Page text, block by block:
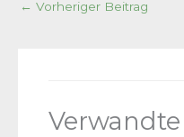
← Vorheriger Beitrag